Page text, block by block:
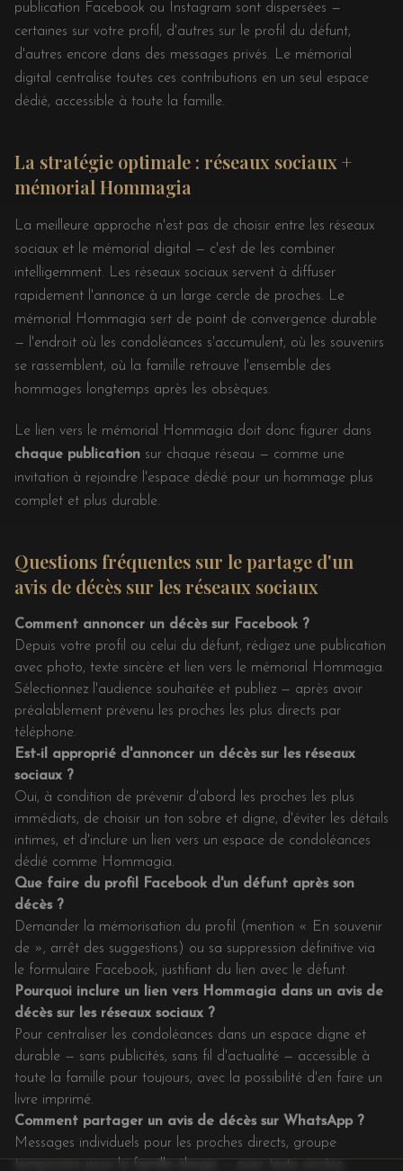
publication Facebook ou Instagram sont dispersées —
certaines sur votre profil, d'autres sur le profil du défunt,
d'autres encore dans des messages privés. Le mémorial
digital centralise toutes ces contributions en un seul espace
dédié, accessible à toute la famille.
La stratégie optimale : réseaux sociaux +
mémorial Hommagia
La meilleure approche n'est pas de choisir entre les réseaux
sociaux et le mémorial digital — c'est de les combiner
intelligemment. Les réseaux sociaux servent à diffuser
rapidement l'annonce à un large cercle de proches. Le
mémorial Hommagia sert de point de convergence durable
— l'endroit où les condoléances s'accumulent, où les souvenirs
se rassemblent, où la famille retrouve l'ensemble des
hommages longtemps après les obsèques.
Le lien vers le mémorial Hommagia doit donc figurer dans
chaque publication sur chaque réseau — comme une
invitation à rejoindre l'espace dédié pour un hommage plus
complet et plus durable.
Questions fréquentes sur le partage d'un
avis de décès sur les réseaux sociaux
Comment annoncer un décès sur Facebook ?
Depuis votre profil ou celui du défunt, rédigez une publication
avec photo, texte sincère et lien vers le mémorial Hommagia.
Sélectionnez l'audience souhaitée et publiez — après avoir
préalablement prévenu les proches les plus directs par
téléphone.
Est-il approprié d'annoncer un décès sur les réseaux
sociaux ?
Oui, à condition de prévenir d'abord les proches les plus
immédiats, de choisir un ton sobre et digne, d'éviter les détails
intimes, et d'inclure un lien vers un espace de condoléances
dédié comme Hommagia.
Que faire du profil Facebook d'un défunt après son
décès ?
Demander la mémorisation du profil (mention « En souvenir
de », arrêt des suggestions) ou sa suppression définitive via
le formulaire Facebook, justifiant du lien avec le défunt.
Pourquoi inclure un lien vers Hommagia dans un avis de
décès sur les réseaux sociaux ?
Pour centraliser les condoléances dans un espace digne et
durable — sans publicités, sans fil d'actualité — accessible à
toute la famille pour toujours, avec la possibilité d'en faire un
livre imprimé.
Comment partager un avis de décès sur WhatsApp ?
Messages individuels pour les proches directs, groupe
temporaire pour la famille élargie — avec texte sincère,